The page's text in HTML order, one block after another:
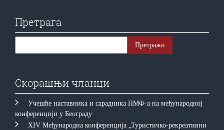
Претрага
Скорашњи чланци
Учешће наставника и сарадника ПМФ-а на међународној
конференцији у Београду
XIV Међународна конференција „Туристичко-рекреативни